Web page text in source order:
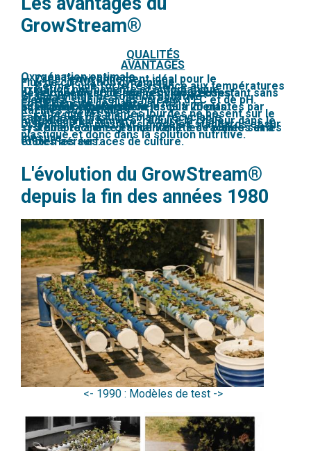
GrowStream®
QUALITÉS
AVANTAGES
Oxygénation optimale
→ Crée l’environnement idéal pour le
développement de racines vigoureuses,
absorbant efficacement les nutriments.
Flux de circulation dynamique
→ Permet une forte résistance aux températures
élevées.
Irrigation permanente et automatique
→ Permet un arrosage régulier et constant sans
intervention particulière.
Grand volume de solution nutritive
→ Aide à stabiliser les niveaux d’EC et de pH.
Forte densité de plante au m2
→ Permet l’implantation jusqu’à 20 plantes par
mètre carré.
Racines suspendues
→ Évite que les plantes lourdes ne pèsent sur le
système racinaire et maintenir les racines saines
et bien aérées.
Fabriqué en plastique blanc recyclable
→ Réfléchit la lumière, réduire la chaleur dans le
plastique et donc dans la solution nutritive.
Disponible en plusieurs modèles standards et sur
mesure
→ S’adapte à une grande variété de plantes et à
toutes les surfaces de culture.
L'évolution du GrowStream®
depuis la fin des années 1980
<- 1990 : Modèles de test ->